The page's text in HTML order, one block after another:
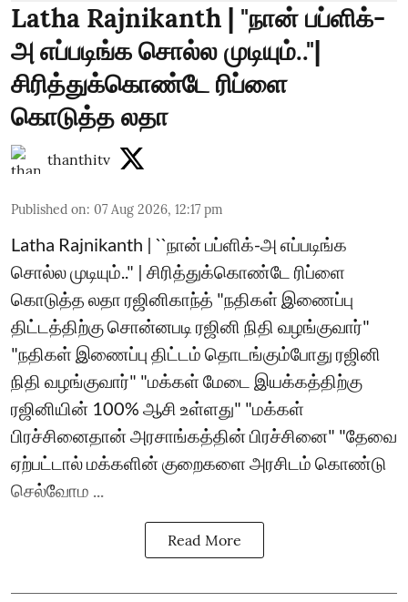
Latha Rajnikanth | "நான் பப்ளிக்-
அ எப்படிங்க சொல்ல முடியும்.."|
சிரித்துக்கொண்டே ரிப்ளை
கொடுத்த லதா
thanthitv
Published on: 07 Aug 2026, 12:17 pm
Latha Rajnikanth | ``நான் பப்ளிக்-அ எப்படிங்க
சொல்ல முடியும்.." | சிரித்துக்கொண்டே ரிப்ளை
கொடுத்த லதா ரஜினிகாந்த் "நதிகள் இணைப்பு
திட்டத்திற்கு சொன்னபடி ரஜினி நிதி வழங்குவார்"
"நதிகள் இணைப்பு திட்டம் தொடங்கும்போது ரஜினி
நிதி வழங்குவார்" "மக்கள் மேடை இயக்கத்திற்கு
ரஜினியின் 100% ஆசி உள்ளது" "மக்கள்
பிரச்சினைதான் அரசாங்கத்தின் பிரச்சினை" "தேவை
ஏற்பட்டால் மக்களின் குறைகளை அரசிடம் கொண்டு
செல்வோம ...
Read More